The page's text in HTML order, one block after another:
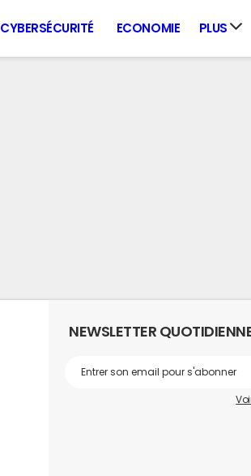
CYBERSÉCURITÉ ECONOMIE PLUS
NEWSLETTER